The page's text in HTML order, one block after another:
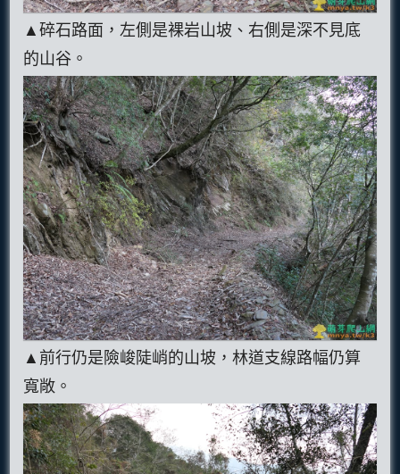
▲碎石路面，左側是裸岩山坡、右側是深不見底
的山谷。
▲前行仍是險峻陡峭的山坡，林道支線路幅仍算
寬敞。